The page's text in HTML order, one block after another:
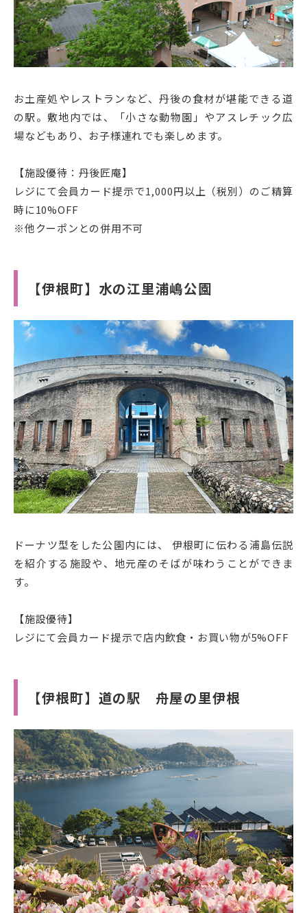
お土産処やレストランなど、丹後の食材が堪能できる道
の駅。敷地内では、「小さな動物園」やアスレチック広
場などもあり、お子様連れでも楽しめます。
【施設優待：丹後匠庵】
レジにて会員カード提示で1,000円以上（税別）のご精算
時に10%OFF
※他クーポンとの併用不可
【伊根町】水の江里浦嶋公園
ドーナツ型をした公園内には、 伊根町に伝わる浦島伝説
を紹介する施設や、地元産のそばが味わうことができま
す。
【施設優待】
レジにて会員カード提示で店内飲食・お買い物が5%OFF
【伊根町】道の駅 舟屋の里伊根